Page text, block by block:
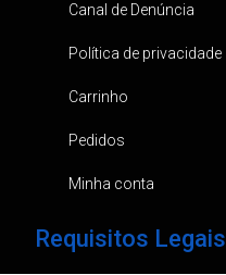
Canal de Denúncia
Política de privacidade
Carrinho
Pedidos
Minha conta
Requisitos Legais